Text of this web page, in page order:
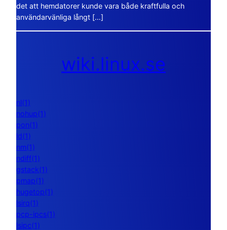
det att hemdatorer kunde vara både kraftfulla och
användarvänliga långt […]
wiki.linux.se
nl(1)
nohup(1)
pon(1)
ld(1)
nm(1)
ndiff(1)
gstack(1)
pmap(1)
hugetop(1)
lsirq(1)
pcp-ipcs(1)
lsipc(1)